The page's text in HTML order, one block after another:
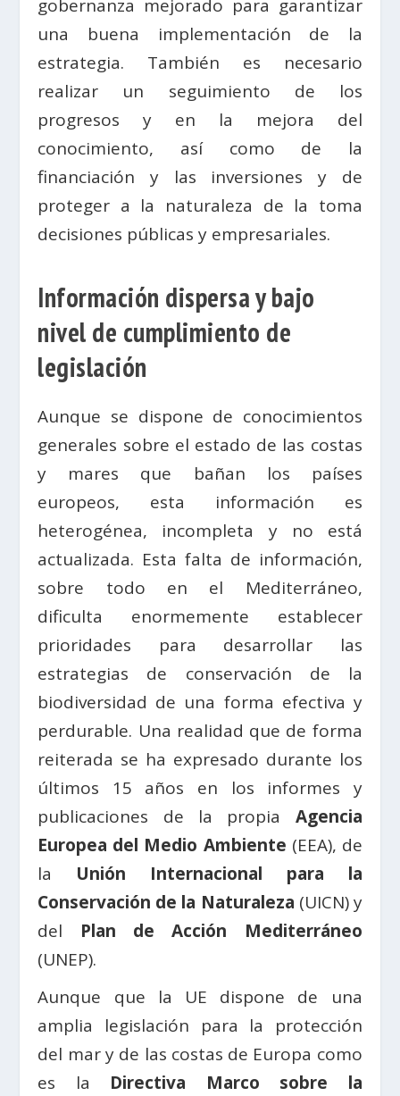
gobernanza mejorado para garantizar
una buena implementación de la
estrategia. También es necesario
realizar un seguimiento de los
progresos y en la mejora del
conocimiento, así como de la
financiación y las inversiones y de
proteger a la naturaleza de la toma
decisiones públicas y empresariales.
Información dispersa y bajo
nivel de cumplimiento de
legislación
Aunque se dispone de conocimientos
generales sobre el estado de las costas
y mares que bañan los países
europeos, esta información es
heterogénea, incompleta y no está
actualizada. Esta falta de información,
sobre todo en el Mediterráneo,
dificulta enormemente establecer
prioridades para desarrollar las
estrategias de conservación de la
biodiversidad de una forma efectiva y
perdurable. Una realidad que de forma
reiterada se ha expresado durante los
últimos 15 años en los informes y
publicaciones de la propia Agencia
Europea del Medio Ambiente (EEA), de
la Unión Internacional para la
Conservación de la Naturaleza (UICN) y
del Plan de Acción Mediterráneo
(UNEP).
Aunque que la UE dispone de una
amplia legislación para la protección
del mar y de las costas de Europa como
es la Directiva Marco sobre la